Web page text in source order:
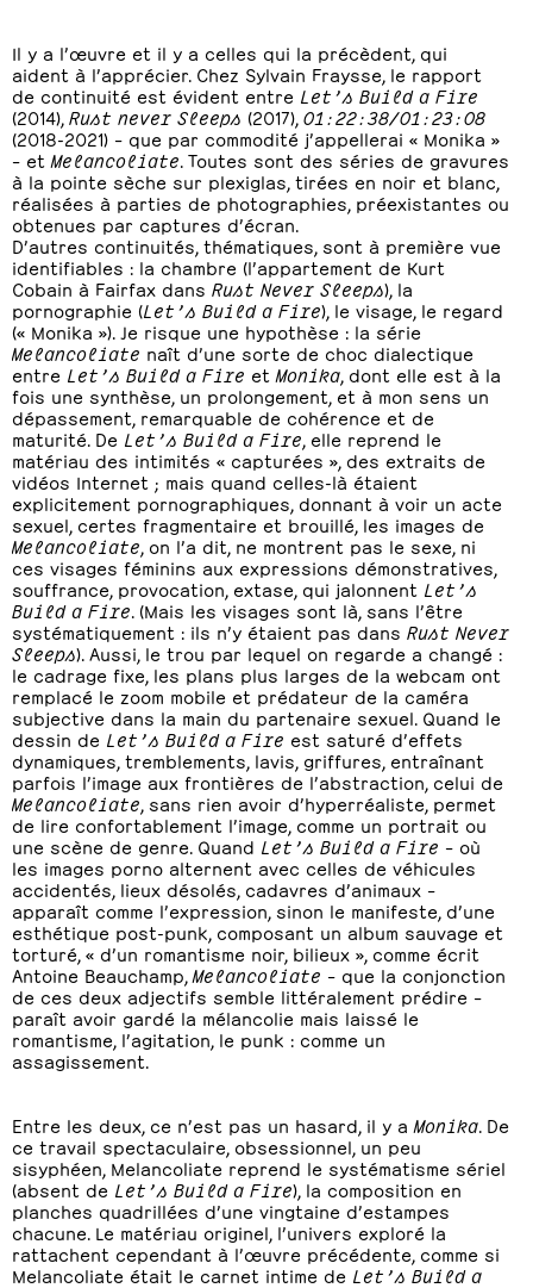
Il y a l’œuvre et il y a celles qui la précèdent, qui
aident à l’apprécier. Chez Sylvain Fraysse, le rapport
de continuité est évident entre Let’s Build a Fire
(2014), Rust never Sleeps (2017), 01:22:38/01:23:08
(2018-2021) – que par commodité j’appellerai « Monika »
– et Melancoliate . Toutes sont des séries de gravures
à la pointe sèche sur plexiglas, tirées en noir et blanc,
réalisées à parties de photographies, préexistantes ou
obtenues par captures d’écran.
D’autres continuités, thématiques, sont à première vue
identifiables : la chambre (l’appartement de Kurt
Cobain à Fairfax dans Rust Never Sleeps), la
pornographie (Let’s Build a Fire), le visage, le regard
(« Monika »). Je risque une hypothèse : la série
Melancoliate naît d’une sorte de choc dialectique
entre Let’s Build a Fire et Monika , dont elle est à la
fois une synthèse, un prolongement, et à mon sens un
dépassement, remarquable de cohérence et de
maturité. De Let’s Build a Fire , elle reprend le
matériau des intimités « capturées », des extraits de
vidéos Internet ; mais quand celles-là étaient
explicitement pornographiques, donnant à voir un acte
sexuel, certes fragmentaire et brouillé, les images de
Melancoliate , on l’a dit, ne montrent pas le sexe, ni
ces visages féminins aux expressions démonstratives,
souffrance, provocation, extase, qui jalonnent Let’s
Build a Fire . (Mais les visages sont là, sans l’être
systématiquement : ils n’y étaient pas dans Rust Never
Sleeps). Aussi, le trou par lequel on regarde a changé :
le cadrage fixe, les plans plus larges de la webcam ont
remplacé le zoom mobile et prédateur de la caméra
subjective dans la main du partenaire sexuel. Quand le
dessin de Let’s Build a Fire est saturé d’effets
dynamiques, tremblements, lavis, griffures, entraînant
parfois l’image aux frontières de l’abstraction, celui de
Melancoliate , sans rien avoir d’hyperréaliste, permet
de lire confortablement l’image, comme un portrait ou
une scène de genre. Quand Let’s Build a Fire – où
les images porno alternent avec celles de véhicules
accidentés, lieux désolés, cadavres d’animaux –
apparaît comme l’expression, sinon le manifeste, d’une
esthétique post-punk, composant un album sauvage et
torturé, « d’un romantisme noir, bilieux », comme écrit
Antoine Beauchamp, Melancoliate – que la conjonction
de ces deux adjectifs semble littéralement prédire –
paraît avoir gardé la mélancolie mais laissé le
romantisme, l’agitation, le punk : comme un
assagissement.
Entre les deux, ce n’est pas un hasard, il y a Monika . De
ce travail spectaculaire, obsessionnel, un peu
sisyphéen, Melancoliate reprend le systématisme sériel
(absent de Let’s Build a Fire), la composition en
planches quadrillées d’une vingtaine d’estampes
chacune. Le matériau originel, l’univers exploré la
rattachent cependant à l’œuvre précédente, comme si
Melancoliate était le carnet intime de Let’s Build a